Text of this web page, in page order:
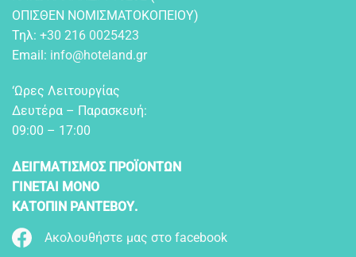
OΠIΣΘEN NOMIΣMATOKOΠEIOY)
Τηλ: +30 216 0025423
Email: info@hoteland.gr
‘Ωρες Λειτουργίας
Δευτέρα – Παρασκευή:
09:00 – 17:00
ΔΕΙΓΜΑΤΙΣΜΟΣ ΠΡΟΪΟΝΤΩΝ
ΓΙΝΕΤΑΙ ΜΟΝΟ
ΚΑΤΟΠΙΝ ΡΑΝΤΕΒΟΥ.
Ακολουθήστε μας στο facebook